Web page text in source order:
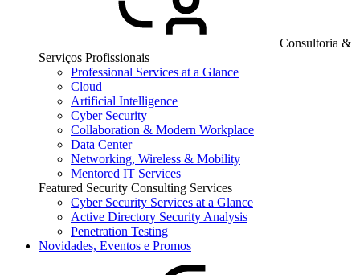
Consultoria &
Serviços Profissionais
Professional Services at a Glance
Cloud
Artificial Intelligence
Cyber Security
Collaboration & Modern Workplace
Data Center
Networking, Wireless & Mobility
Mentored IT Services
Featured Security Consulting Services
Cyber Security Services at a Glance
Active Directory Security Analysis
Penetration Testing
Novidades, Eventos e Promos